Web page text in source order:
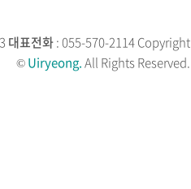
대표전화: 055-570-2114Copyright
©Uiryeong.All Rights Reserved.